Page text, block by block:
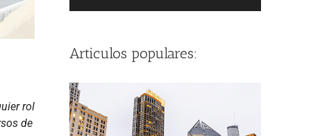
rol
de
Articulos populares: